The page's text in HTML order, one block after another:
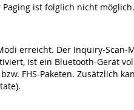
ist folglich nicht möglich.
erreicht. Der Inquiry-Scan-
ist ein Bluetooth-Gerät
FHS-Paketen. Zusätzlich